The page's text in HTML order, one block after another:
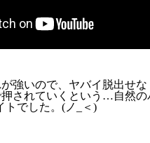
強いので、ヤバイ脱出せな
されていくという…自然の
トでした。(ノ_＜)